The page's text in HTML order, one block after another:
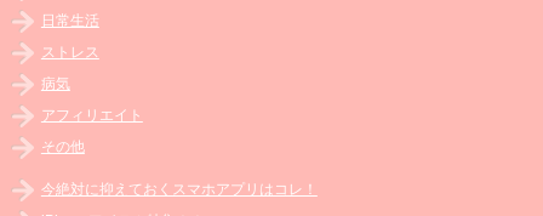
日常生活
ストレス
病気
アフィリエイト
その他
今絶対に抑えておくスマホアプリはコレ！